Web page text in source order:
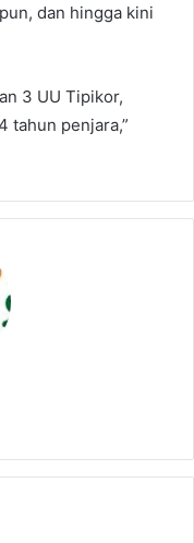
dan hingga kini
3 UU Tipikor,
tahun penjara,”